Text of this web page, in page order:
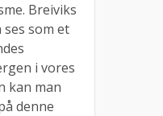
Breiviks
som et
i vores
kan man
denne